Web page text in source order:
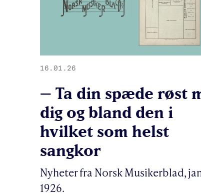
16.01.26
– Ta din spæde røst
dig og bland den i
hvilket som helst
sangkor
Nyheter fra Norsk Musikerblad,
1926.